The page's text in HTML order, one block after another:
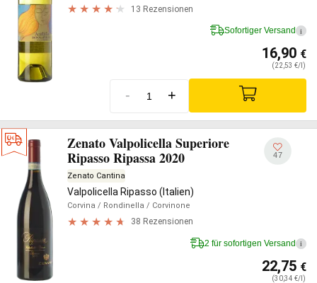
13 Rezensionen
Sofortiger Versand i
16,90 €
(22,53 €/l)
- +
Zenato Valpolicella Superiore
Ripasso Ripassa 2020
Zenato Cantina
Valpolicella Ripasso (Italien)
Corvina / Rondinella / Corvinone
38 Rezensionen
47
2 für sofortigen Versand i
22,75 €
(30,34 €/l)